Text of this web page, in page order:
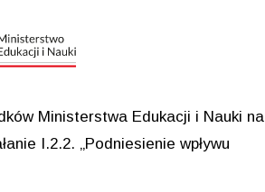
Ministerstwa Edukacji i Nauki na
I.2.2. „Podniesienie wpływu